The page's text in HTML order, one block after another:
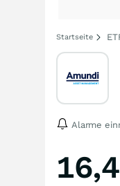
Startseite
Alarme